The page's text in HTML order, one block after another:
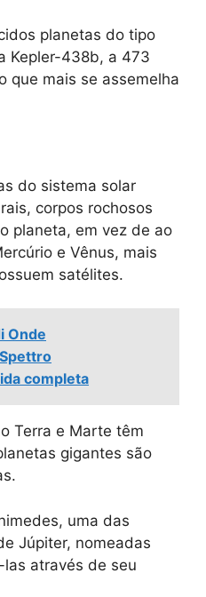
planetas do tipo
Kepler-438b, a 473
que mais se assemelha
do sistema solar
corpos rochosos
planeta, em vez de ao
e Vênus, mais
satélites.
Onde
completa
Terra e Marte têm
gigantes são
uma das
Júpiter, nomeadas
através de seu